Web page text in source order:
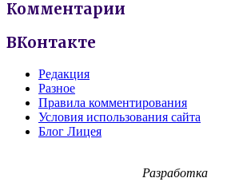
Комментарии
ВКонтакте
Редакция
Разное
Правила комментирования
Условия использования сайта
Блог Лицея
Разработка